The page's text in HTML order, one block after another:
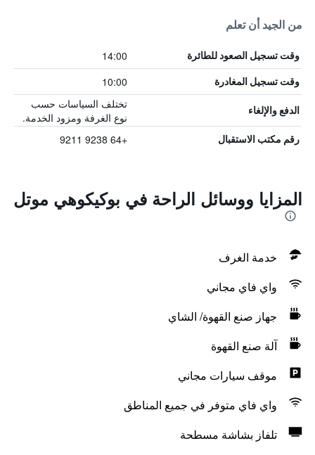
من الجيد أن تعلم
وقت تسجيل الصعود للطائرة 14:00
وقت تسجيل المغادرة 10:00
الدفع والإلغاء
تختلف السياسات حسب
نوع الغرفة ومزود الخدمة.
رقم مكتب الاستقبال +64 9238 9211
المزايا ووسائل الراحة في بوكيكوهي موتل
خدمة الغرف
واي فاي مجاني
جهاز صنع القهوة/ الشاي
آلة صنع القهوة
موقف سيارات مجاني
واي فاي متوفر في جميع المناطق
تلفاز بشاشة مسطحة